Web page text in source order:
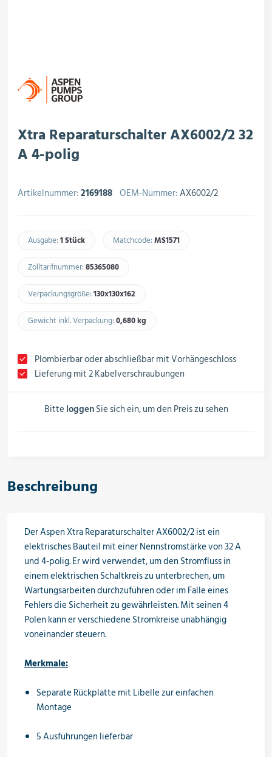
Schaltschränke
Öle & Solen
Werkzeuge & Messgeräte
Angebote
Xtra Reparaturschalter AX6002/2 32
A 4-polig
Artikelnummer:2169188 OEM-Nummer:AX6002/2
Ausgabe:1 Stück Matchcode:MS1571​
Zolltarifnummer:85365080​
Verpackungsgröße:130x130x162​
Gewicht inkl. Verpackung:0,680 kg​
Plombierbar oder abschließbar mit Vorhängeschloss
Lieferung mit 2 Kabelverschraubungen
Bitte loggenSie sich ein, um den Preis zu sehen
Beschreibung
Der Aspen Xtra Reparaturschalter AX6002/2 ist ein
elektrisches Bauteil mit einer Nennstromstärke von 32 A
und 4-polig. Er wird verwendet, um den Stromfluss in
einem elektrischen Schaltkreis zu unterbrechen, um
Wartungsarbeiten durchzuführen oder im Falle eines
Fehlers die Sicherheit zu gewährleisten. Mit seinen 4
Polen kann er verschiedene Stromkreise unabhängig
voneinander steuern.
Merkmale:
Separate Rückplatte mit Libelle zur einfachen
Montage
5 Ausführungen lieferbar